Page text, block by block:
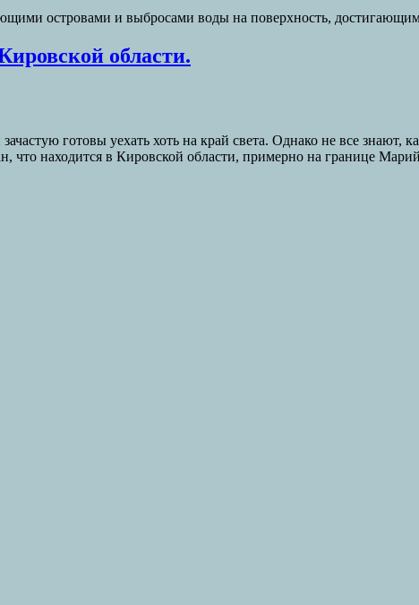
островами и выбросами воды на поверхность,
области.
готовы уехать хоть на край света. Однако не все знают,
что находится в Кировской области, примерно на границе